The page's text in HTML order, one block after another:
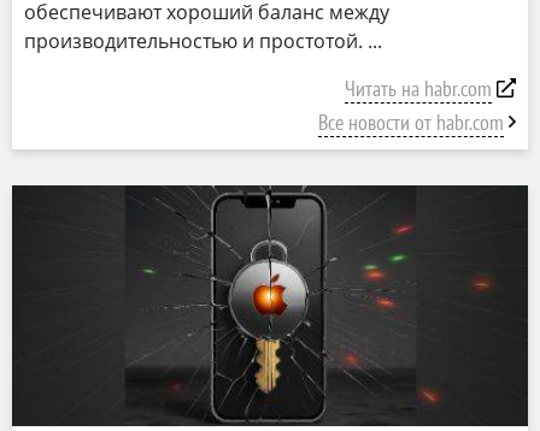
обеспечивают хороший баланс между
производительностью и простотой.
Читать на habr.com
Все новости от habr.com